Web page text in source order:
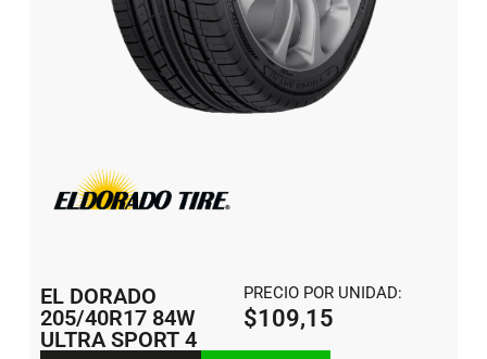
EL DORADO
205/40R17 84W
ULTRA SPORT 4
PRECIO POR UNIDAD:
$109,15